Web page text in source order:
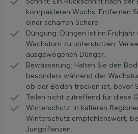
kompakteren Wuchs. Entfernen
einer scharfen Schere.
Düngung: Düngen ist im Frühjahr
Wachstum zu unterstützen.
ausgewogenen Dünger.
Bewässerung: Halten Sie den
besonders während der
ob der Boden trocken ist, bevor
Teilen nicht zutreffend für diese
Winterschutz: In kälteren
Winterschutz empfehlenswert,
Jungpflanzen.